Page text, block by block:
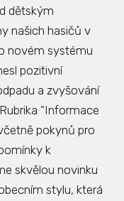
dětským
našich hasičů v
novém systému
pozitivní
a zvyšování
“Informace
pokynů pro
k
skvělou novinku
stylu, která